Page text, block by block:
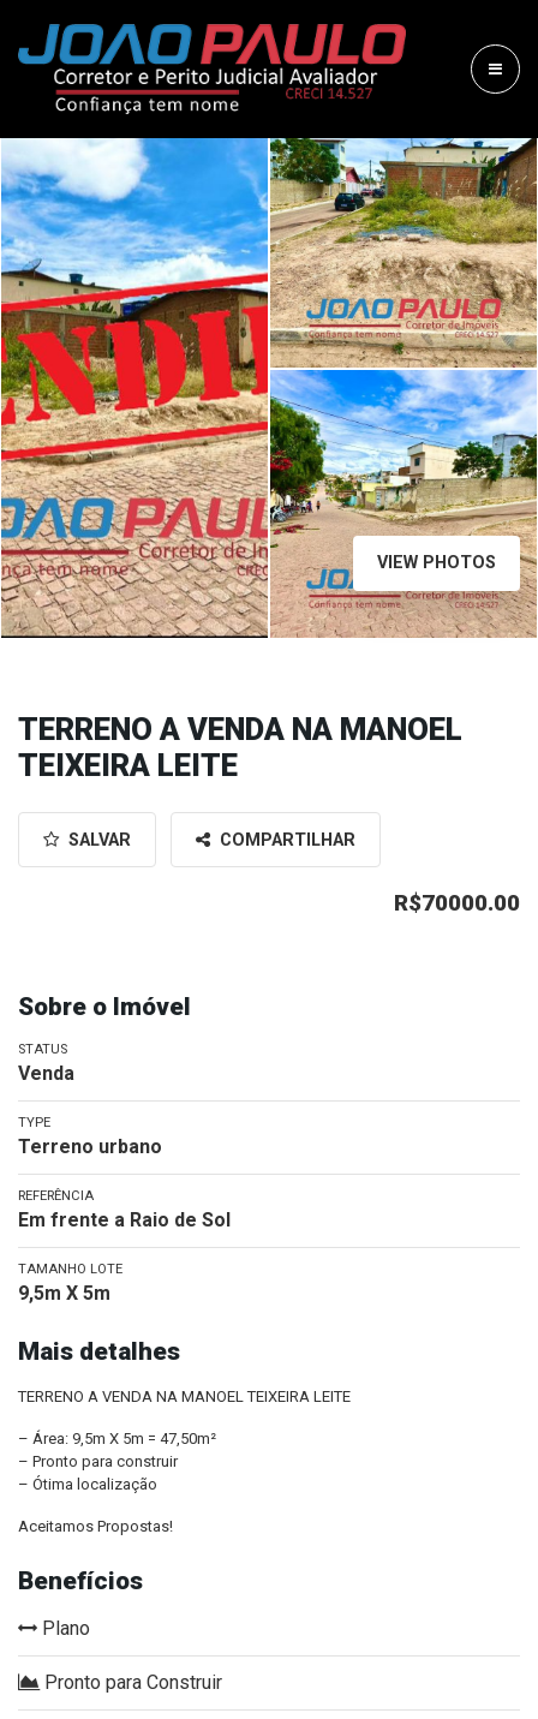
VIEW PHOTOS
TERRENO A VENDA NA MANOEL
TEIXEIRA LEITE
SALVAR COMPARTILHAR
R$70000.00
Sobre o Imóvel
STATUS
Venda
TYPE
Terreno urbano
REFERÊNCIA
Em frente a Raio de Sol
TAMANHO LOTE
9,5m X 5m
Mais detalhes
TERRENO A VENDA NA MANOEL TEIXEIRA LEITE
– Área: 9,5m X 5m = 47,50m²
– Pronto para construir
– Ótima localização
Aceitamos Propostas!
Benefícios
Plano
Pronto para Construir